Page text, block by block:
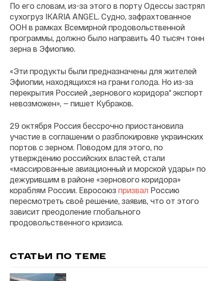
По его словам, из-за этого в порту Одессы застрял
сухогруз IKARIA ANGEL. Судно, зафрахтованное
ООН в рамках Всемирной продовольственной
программы, должно было направить 40 тысяч тонн
зерна в Эфиопию.
«Эти продукты были предназначены для жителей
Эфиопии, находящихся на грани голода. Но из-за
перекрытия Россией „зернового коридора“ экспорт
невозможен», — пишет Кубраков.
29 октября Россия бессрочно приостановила
участие в соглашении о разблокировке украинских
портов с зерном. Поводом для этого, по
утверждению российских властей, стали
«массированные авиационный и морской удары» по
дежурившим в районе «зернового коридора»
кораблям России. Евросоюз призвал Россию
пересмотреть своё решение, заявив, что от этого
зависит преодоление глобального
продовольственного кризиса.
СТАТЬИ ПО ТЕМЕ